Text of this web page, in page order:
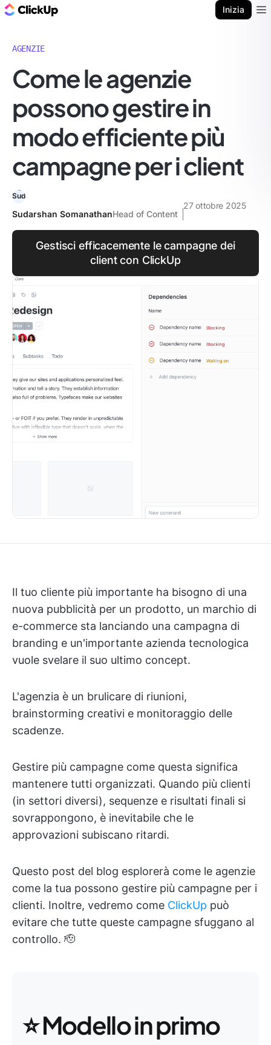
Inizia
AGENZIE
Come le agenzie
possono gestire in
modo efficiente più
campagne per i client
Sudarshan SomanathanHead of Content
27 ottobre 2025
Gestisci efficacemente le campagne dei
client con ClickUp
Il tuo cliente più importante ha bisogno di una
nuova pubblicità per un prodotto, un marchio di
e-commerce sta lanciando una campagna di
branding e un'importante azienda tecnologica
vuole svelare il suo ultimo concept.
L'agenzia è un brulicare di riunioni,
brainstorming creativi e monitoraggio delle
scadenze.
Gestire più campagne come questa significa
mantenere tutti organizzati. Quando più clienti
(in settori diversi), sequenze e risultati finali si
sovrappongono, è inevitabile che le
approvazioni subiscano ritardi.
Questo post del blog esplorerà come le agenzie
come la tua possono gestire più campagne per i
clienti. Inoltre, vedremo come ClickUp può
evitare che tutte queste campagne sfuggano al
controllo. 🫡
⭐ Modello in primo